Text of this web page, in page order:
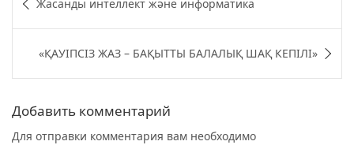
e
b
o
o
k
er g
ra
m
s
A
p
p
по Жасанды интеллект және информатика
«ҚАУІПСІЗ ЖАЗ – БАҚЫТТЫ БАЛАЛЫҚ ШАҚ КЕПІЛІ»
Добавить комментарий
Для отправки комментария вам необходимо